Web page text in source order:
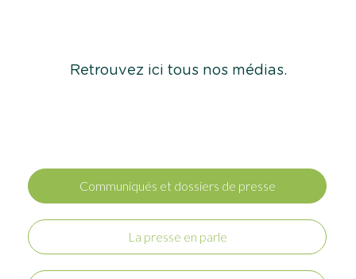
Retrouvez ici tous nos médias.
Communiqués et dossiers de presse
La presse en parle